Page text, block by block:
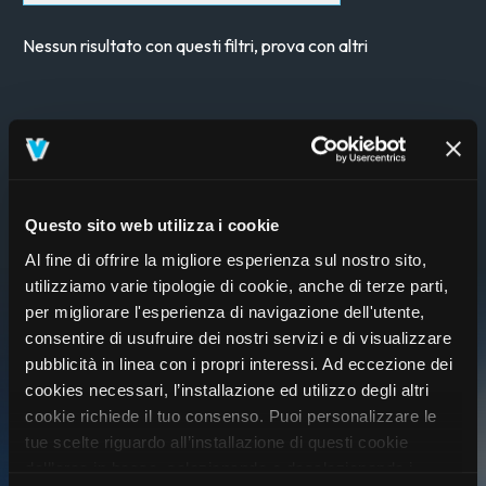
Questo sito web utilizza i cookie
Al fine di offrire la migliore esperienza sul nostro sito,
utilizziamo varie tipologie di cookie, anche di terze parti,
per migliorare l'esperienza di navigazione dell'utente,
consentire di usufruire dei nostri servizi e di visualizzare
pubblicità in linea con i propri interessi. Ad eccezione dei
cookies necessari, l’installazione ed utilizzo degli altri
cookie richiede il tuo consenso. Puoi personalizzare le
tue scelte riguardo all’installazione di questi cookie
Nessun risultato con questi filtri, prova con altri
ISCRIVITI AL VIVO CLUB